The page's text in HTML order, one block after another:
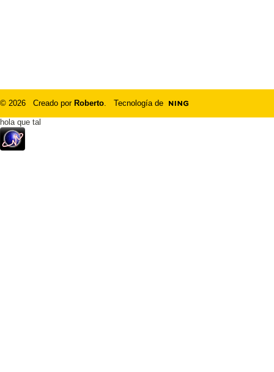
© 2026 Creado por Roberto. Tecnología de
hola que tal